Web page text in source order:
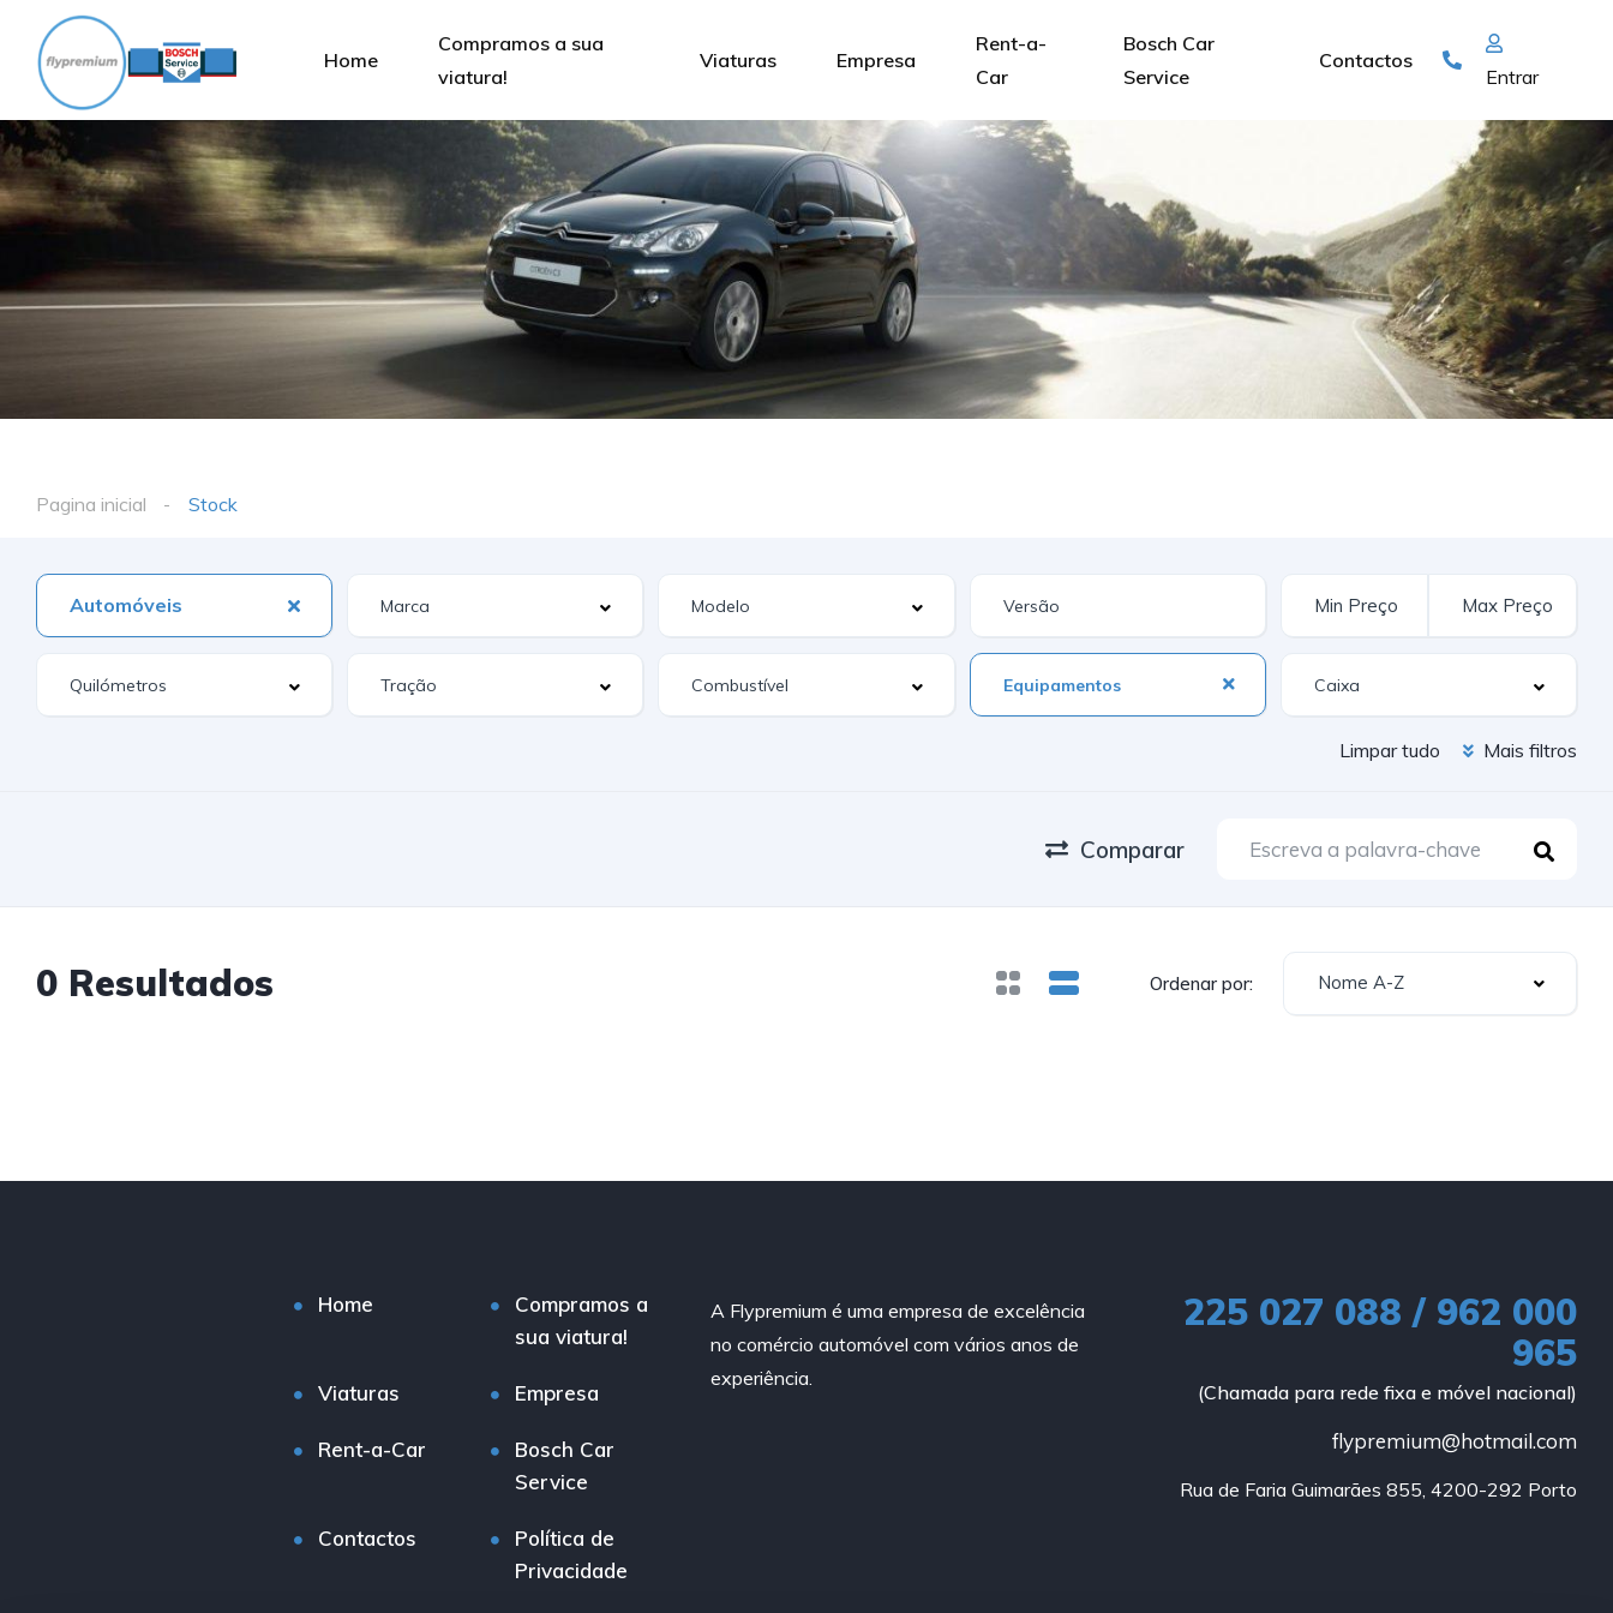
Home
Compramos a sua
viatura!
Viaturas Empresa
Rent-a-
Car
Bosch Car
Service
Contactos
Entrar
Pagina inicial Stock
Automóveis
Equipamentos
Limpar tudo Mais filtros
Comparar
0 Resultados Ordenar por: Nome A-Z
Home
Compramos a
sua viatura!
Viaturas Empresa
Rent-a-Car
Bosch Car
Service
Contactos
Política de
Privacidade
A Flypremium é uma empresa de excelência
no comércio automóvel com vários anos de
experiência.
225 027 088 / 962 000
965
(Chamada para rede fixa e móvel nacional)
flypremium@hotmail.com
Rua de Faria Guimarães 855, 4200-292 Porto